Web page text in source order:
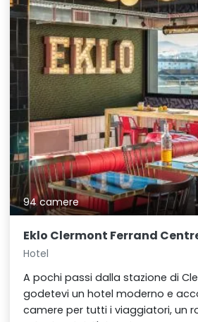
94 camere
Eklo Clermont Ferrand
Hotel
A pochi passi dalla stazione di
godetevi un hotel moderno e
camere per tutti i viaggiatori, un